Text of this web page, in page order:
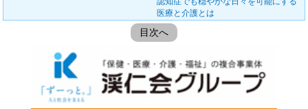
医療と介護とは
目次へ